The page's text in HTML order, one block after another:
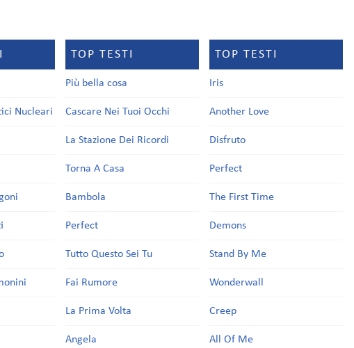
Nucleari
TOP TESTI
Più bella cosa
Cascare Nei Tuoi Occhi
La Stazione Dei Ricordi
Torna A Casa
Bambola
Perfect
Tutto Questo Sei Tu
Fai Rumore
La Prima Volta
Angela
TOP TESTI
Iris
Another Love
Disfruto
Perfect
The First Time
Demons
Stand By Me
Wonderwall
Creep
All Of Me